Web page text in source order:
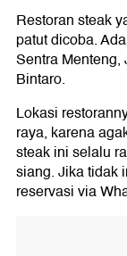
Restoran steak
patut dicoba.
Sentra
Bintaro.
Lokasi
raya, karena
steak ini selalu
siang. Jika tidak
reservasi via